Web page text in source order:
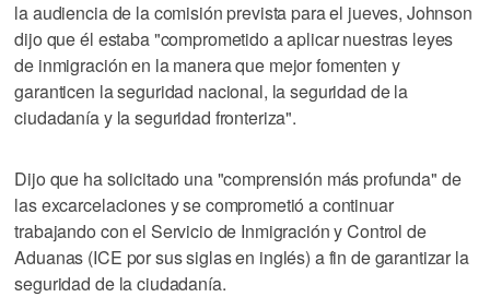
la audiencia de la comisión prevista para el jueves, Johnson
dijo que él estaba "comprometido a aplicar nuestras leyes
de inmigración en la manera que mejor fomenten y
garanticen la seguridad nacional, la seguridad de la
ciudadanía y la seguridad fronteriza".
Dijo que ha solicitado una "comprensión más profunda" de
las excarcelaciones y se comprometió a continuar
trabajando con el Servicio de Inmigración y Control de
Aduanas (ICE por sus siglas en inglés) a fin de garantizar la
seguridad de la ciudadanía.